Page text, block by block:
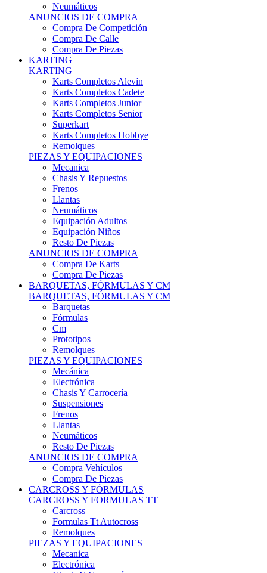
Neumáticos
ANUNCIOS DE COMPRA
Compra De Competición
Compra De Calle
Compra De Piezas
KARTING
KARTING
Karts Completos Alevín
Karts Completos Cadete
Karts Completos Junior
Karts Completos Senior
Superkart
Karts Completos Hobbye
Remolques
PIEZAS Y EQUIPACIONES
Mecanica
Chasis Y Repuestos
Frenos
Llantas
Neumáticos
Equipación Adultos
Equipación Niños
Resto De Piezas
ANUNCIOS DE COMPRA
Compra De Karts
Compra De Piezas
BARQUETAS, FÓRMULAS Y CM
BARQUETAS, FÓRMULAS Y CM
Barquetas
Fórmulas
Cm
Prototipos
Remolques
PIEZAS Y EQUIPACIONES
Mecánica
Electrónica
Chasis Y Carrocería
Suspensiones
Frenos
Llantas
Neumáticos
Resto De Piezas
ANUNCIOS DE COMPRA
Compra Vehículos
Compra De Piezas
CARCROSS Y FÓRMULAS
CARCROSS Y FORMULAS TT
Carcross
Formulas Tt Autocross
Remolques
PIEZAS Y EQUIPACIONES
Mecanica
Electrónica